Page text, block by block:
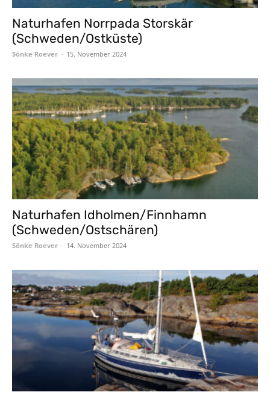
Naturhafen Norrpada Storskär
(Schweden/Ostküste)
Sönke Roever - 15. November 2024
Naturhafen Idholmen/Finnhamn
(Schweden/Ostschären)
Sönke Roever - 14. November 2024